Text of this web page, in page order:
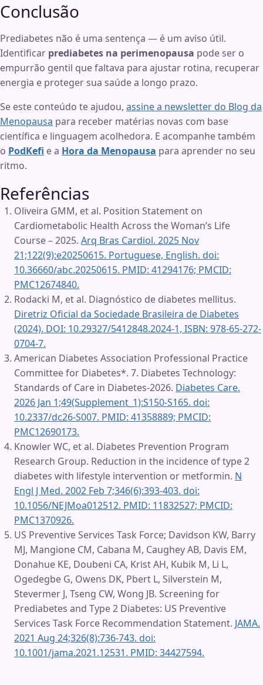
Conclusão
Prediabetes não é uma sentença — é um aviso útil.
Identificar prediabetes na perimenopausa pode ser o
empurrão gentil que faltava para ajustar rotina, recuperar
energia e proteger sua saúde a longo prazo.
Se este conteúdo te ajudou, assine a newsletter do Blog da
Menopausa para receber matérias novas com base
científica e linguagem acolhedora. E acompanhe também
o PodKefi e a Hora da Menopausa para aprender no seu
ritmo.
Referências
Oliveira GMM, et al. Position Statement on
Cardiometabolic Health Across the Woman’s Life
Course – 2025. Arq Bras Cardiol. 2025 Nov
21;122(9):e20250615. Portuguese, English. doi:
10.36660/abc.20250615. PMID: 41294176; PMCID:
PMC12674840.
Rodacki M, et al. Diagnóstico de diabetes mellitus.
Diretriz Oficial da Sociedade Brasileira de Diabetes
(2024). DOI: 10.29327/5412848.2024-1, ISBN: 978-65-272-
0704-7.
American Diabetes Association Professional Practice
Committee for Diabetes*. 7. Diabetes Technology:
Standards of Care in Diabetes-2026. Diabetes Care.
2026 Jan 1;49(Supplement_1):S150-S165. doi:
10.2337/dc26-S007. PMID: 41358889; PMCID:
PMC12690173.
Knowler WC, et al. Diabetes Prevention Program
Research Group. Reduction in the incidence of type 2
diabetes with lifestyle intervention or metformin. N
Engl J Med. 2002 Feb 7;346(6):393-403. doi:
10.1056/NEJMoa012512. PMID: 11832527; PMCID:
PMC1370926.
US Preventive Services Task Force; Davidson KW, Barry
MJ, Mangione CM, Cabana M, Caughey AB, Davis EM,
Donahue KE, Doubeni CA, Krist AH, Kubik M, Li L,
Ogedegbe G, Owens DK, Pbert L, Silverstein M,
Stevermer J, Tseng CW, Wong JB. Screening for
Prediabetes and Type 2 Diabetes: US Preventive
Services Task Force Recommendation Statement. JAMA.
2021 Aug 24;326(8):736-743. doi:
10.1001/jama.2021.12531. PMID: 34427594.